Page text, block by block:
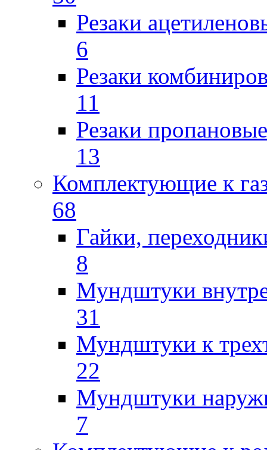
Резаки
6
Резаки
11
Резаки пропановые
13
Комплектующие к
68
Гайки,
8
Мундштуки
31
Мундштуки к
22
Мундштуки
7